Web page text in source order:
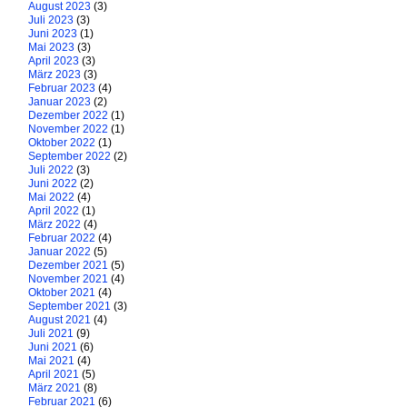
August 2023 (3)
Juli 2023 (3)
Juni 2023 (1)
Mai 2023 (3)
April 2023 (3)
März 2023 (3)
Februar 2023 (4)
Januar 2023 (2)
Dezember 2022 (1)
November 2022 (1)
Oktober 2022 (1)
September 2022 (2)
Juli 2022 (3)
Juni 2022 (2)
Mai 2022 (4)
April 2022 (1)
März 2022 (4)
Februar 2022 (4)
Januar 2022 (5)
Dezember 2021 (5)
November 2021 (4)
Oktober 2021 (4)
September 2021 (3)
August 2021 (4)
Juli 2021 (9)
Juni 2021 (6)
Mai 2021 (4)
April 2021 (5)
März 2021 (8)
Februar 2021 (6)